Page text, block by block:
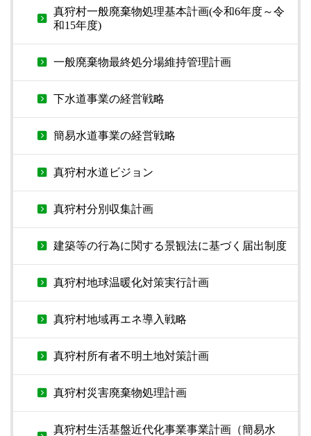
真狩村一般廃棄物処理基本計画(令和6年度～令
和15年度)
一般廃棄物最終処分場維持管理計画
下水道事業の経営戦略
簡易水道事業の経営戦略
真狩村水道ビジョン
真狩村分別収集計画
建築等の行為に関する景観法に基づく届出制度
真狩村地球温暖化対策実行計画
真狩村地域再エネ導入戦略
真狩村所有者不明土地対策計画
真狩村災害廃棄物処理計画
真狩村生活基盤近代化事業事業計画（簡易水